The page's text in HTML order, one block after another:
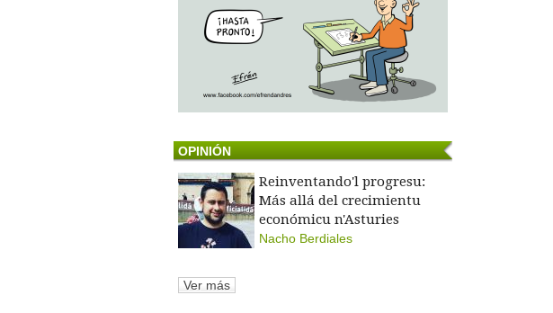
OPINIÓN
Reinventando'l progresu:
Más allá del crecimientu
económicu n'Asturies
Nacho Berdiales
Ver más